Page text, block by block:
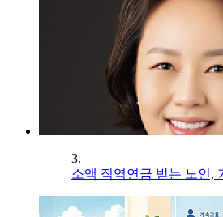
3.
소액 직역연금 받는 노인,